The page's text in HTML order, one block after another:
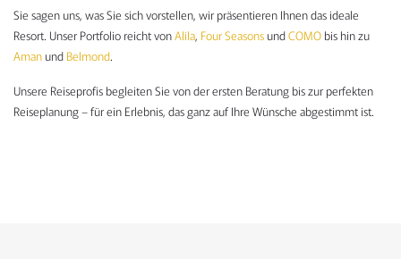
Sie sagen uns, was Sie sich vorstellen, wir präsentieren Ihnen das ideale
Resort. Unser Portfolio reicht vonAlila, Four Seasons undCOMO bis hin zu
Aman und Belmond.
Unsere Reiseprofis begleiten Sie von der ersten Beratung bis zur perfekten
Reiseplanung – für ein Erlebnis, das ganz auf Ihre Wünsche abgestimmt ist.